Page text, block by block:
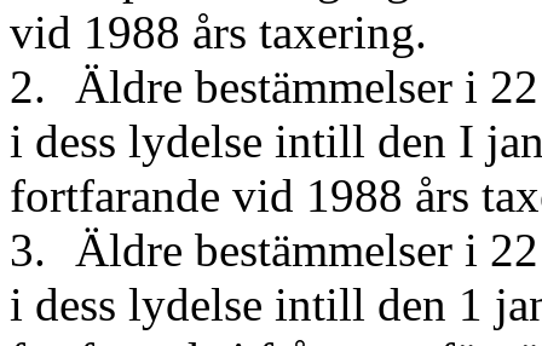
vid 1988 års taxering.
2.
Äldre bestämmelser i
i dess lydelse intill den I
fortfarande vid 1988 års
3.
Äldre bestämmelser i
i dess lydelse intill den 1